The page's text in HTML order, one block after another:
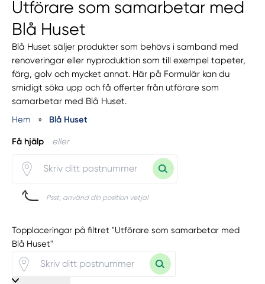
Utförare som samarbetar med
Blå Huset
Blå Huset säljer produkter som behövs i samband med
renoveringar eller nyproduktion som till exempel tapeter,
färg, golv och mycket annat. Här på Formulär kan du
smidigt söka upp och få offerter från utförare som
samarbetar med Blå Huset.
Hem
» Blå Huset
Få hjälp eller
Psst, använd din position vetja!
Topplaceringar på filtret "Utförare som samarbetar med
Blå Huset"